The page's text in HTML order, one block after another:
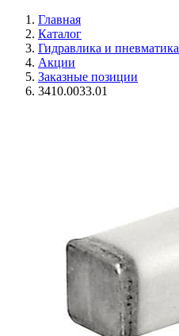
Главная
Каталог
Гидравлика и пневматика
Акции
Заказные позиции
3410.0033.01